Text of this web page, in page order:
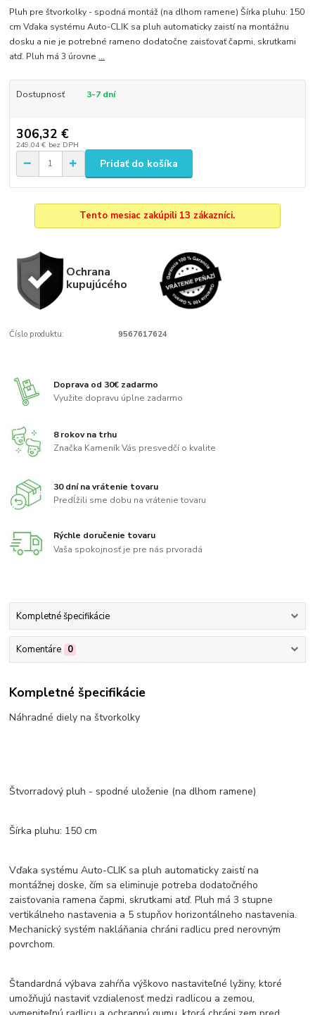
Pluh pre štvorkolky - spodná montáž (na dlhom ramene) Šírka pluhu: 150
cm Vďaka systému Auto-CLIK sa pluh automaticky zaistí na montážnu
dosku a nie je potrebné rameno dodatočne zaisťovať čapmi, skrutkami
atď. Pluh má 3 úrovne ...
Dostupnosť 3-7 dní
306,32 €
249,04 € bez DPH
Pridať do košíka
Tento mesiac zakúpili 13 zákazníci.
Ochrana
kupujúcého
Číslo produktu: 9567617624
Doprava od 30€ zadarmo
Využite dopravu úplne zadarmo
8 rokov na trhu
Značka Kameník Vás presvedčí o kvalite
30 dní na vrátenie tovaru
Predĺžili sme dobu na vrátenie tovaru
Rýchle doručenie tovaru
Vaša spokojnosť je pre nás prvoradá
Kompletné špecifikácie
Komentáre 0
Kompletné špecifikácie
Náhradné diely na štvorkolky
Štvorradový pluh - spodné uloženie (na dlhom ramene)
Šírka pluhu: 150 cm
Vďaka systému Auto-CLIK sa pluh automaticky zaistí na
montážnej doske, čím sa eliminuje potreba dodatočného
zaisťovania ramena čapmi, skrutkami atď. Pluh má 3 stupne
vertikálneho nastavenia a 5 stupňov horizontálneho nastavenia.
Mechanický systém nakláňania chráni radlicu pred nerovným
povrchom.
Štandardná výbava zahŕňa výškovo nastaviteľné lyžiny, ktoré
umožňujú nastaviť vzdialenosť medzi radlicou a zemou,